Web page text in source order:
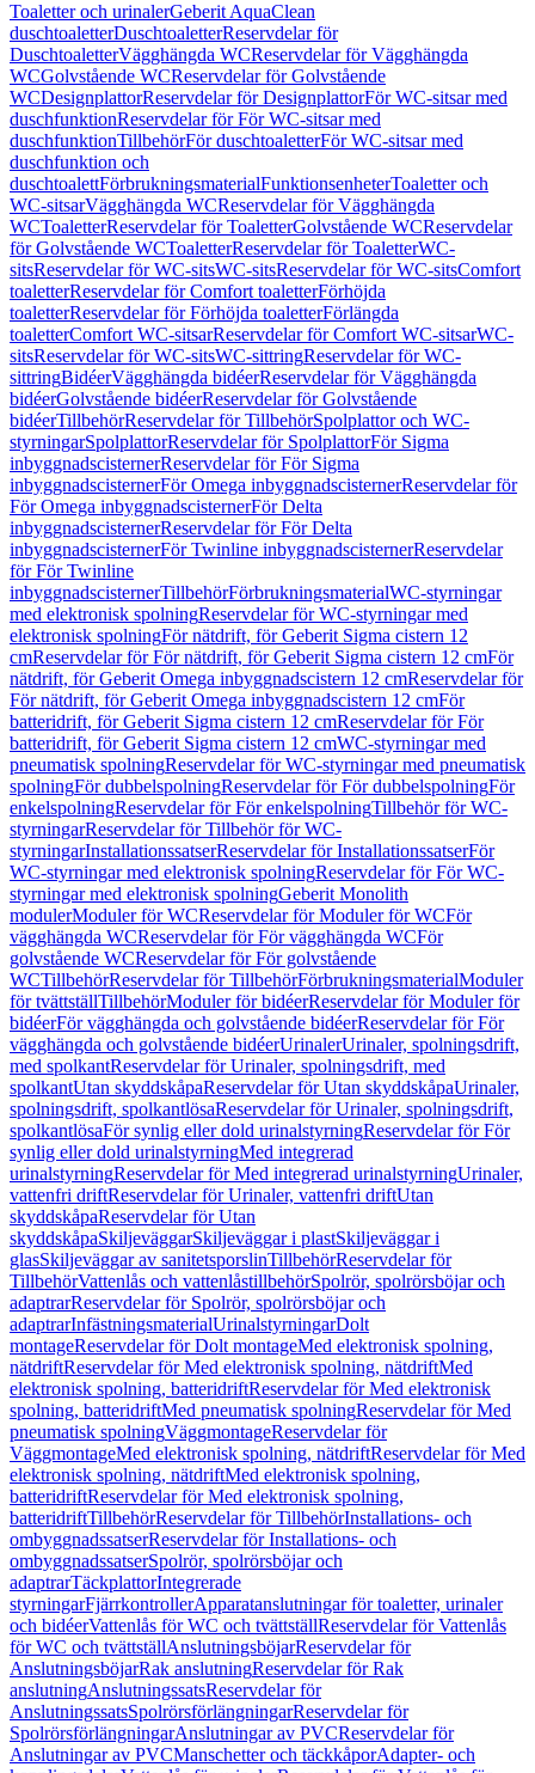
Toaletter och urinalerGeberit AquaClean
duschtoaletterDuschtoaletterReservdelar för
DuschtoaletterVägghängda WCReservdelar för Vägghängda
WCGolvstående WCReservdelar för Golvstående
WCDesignplattorReservdelar för DesignplattorFör WC-sitsar med
duschfunktionReservdelar för För WC-sitsar med
duschfunktionTillbehörFör duschtoaletterFör WC-sitsar med
duschfunktion och
duschtoalettFörbrukningsmaterialFunktionsenheterToaletter och
WC-sitsarVägghängda WCReservdelar för Vägghängda
WCToaletterReservdelar för ToaletterGolvstående WCReservdelar
för Golvstående WCToaletterReservdelar för ToaletterWC-
sitsReservdelar för WC-sitsWC-sitsReservdelar för WC-sitsComfort
toaletterReservdelar för Comfort toaletterFörhöjda
toaletterReservdelar för Förhöjda toaletterFörlängda
toaletterComfort WC-sitsarReservdelar för Comfort WC-sitsarWC-
sitsReservdelar för WC-sitsWC-sittringReservdelar för WC-
sittringBidéerVägghängda bidéerReservdelar för Vägghängda
bidéerGolvstående bidéerReservdelar för Golvstående
bidéerTillbehörReservdelar för TillbehörSpolplattor och WC-
styrningarSpolplattorReservdelar för SpolplattorFör Sigma
inbyggnadscisternerReservdelar för För Sigma
inbyggnadscisternerFör Omega inbyggnadscisternerReservdelar för
För Omega inbyggnadscisternerFör Delta
inbyggnadscisternerReservdelar för För Delta
inbyggnadscisternerFör Twinline inbyggnadscisternerReservdelar
för För Twinline
inbyggnadscisternerTillbehörFörbrukningsmaterialWC-styrningar
med elektronisk spolningReservdelar för WC-styrningar med
elektronisk spolningFör nätdrift, för Geberit Sigma cistern 12
cmReservdelar för För nätdrift, för Geberit Sigma cistern 12 cmFör
nätdrift, för Geberit Omega inbyggnadscistern 12 cmReservdelar för
För nätdrift, för Geberit Omega inbyggnadscistern 12 cmFör
batteridrift, för Geberit Sigma cistern 12 cmReservdelar för För
batteridrift, för Geberit Sigma cistern 12 cmWC-styrningar med
pneumatisk spolningReservdelar för WC-styrningar med pneumatisk
spolningFör dubbelspolningReservdelar för För dubbelspolningFör
enkelspolningReservdelar för För enkelspolningTillbehör för WC-
styrningarReservdelar för Tillbehör för WC-
styrningarInstallationssatserReservdelar för InstallationssatserFör
WC-styrningar med elektronisk spolningReservdelar för För WC-
styrningar med elektronisk spolningGeberit Monolith
modulerModuler för WCReservdelar för Moduler för WCFör
vägghängda WCReservdelar för För vägghängda WCFör
golvstående WCReservdelar för För golvstående
WCTillbehörReservdelar för TillbehörFörbrukningsmaterialModuler
för tvättställTillbehörModuler för bidéerReservdelar för Moduler för
bidéerFör vägghängda och golvstående bidéerReservdelar för För
vägghängda och golvstående bidéerUrinalerUrinaler, spolningsdrift,
med spolkantReservdelar för Urinaler, spolningsdrift, med
spolkantUtan skyddskåpaReservdelar för Utan skyddskåpaUrinaler,
spolningsdrift, spolkantlösaReservdelar för Urinaler, spolningsdrift,
spolkantlösaFör synlig eller dold urinalstyrningReservdelar för För
synlig eller dold urinalstyrningMed integrerad
urinalstyrningReservdelar för Med integrerad urinalstyrningUrinaler,
vattenfri driftReservdelar för Urinaler, vattenfri driftUtan
skyddskåpaReservdelar för Utan
skyddskåpaSkiljeväggarSkiljeväggar i plastSkiljeväggar i
glasSkiljeväggar av sanitetsporslinTillbehörReservdelar för
TillbehörVattenlås och vattenlåstillbehörSpolrör, spolrörsböjar och
adaptrarReservdelar för Spolrör, spolrörsböjar och
adaptrarInfästningsmaterialUrinalstyrningarDolt
montageReservdelar för Dolt montageMed elektronisk spolning,
nätdriftReservdelar för Med elektronisk spolning, nätdriftMed
elektronisk spolning, batteridriftReservdelar för Med elektronisk
spolning, batteridriftMed pneumatisk spolningReservdelar för Med
pneumatisk spolningVäggmontageReservdelar för
VäggmontageMed elektronisk spolning, nätdriftReservdelar för Med
elektronisk spolning, nätdriftMed elektronisk spolning,
batteridriftReservdelar för Med elektronisk spolning,
batteridriftTillbehörReservdelar för TillbehörInstallations- och
ombyggnadssatserReservdelar för Installations- och
ombyggnadssatserSpolrör, spolrörsböjar och
adaptrarTäckplattorIntegrerade
styrningarFjärrkontrollerApparatanslutningar för toaletter, urinaler
och bidéerVattenlås för WC och tvättställReservdelar för Vattenlås
för WC och tvättställAnslutningsböjarReservdelar för
AnslutningsböjarRak anslutningReservdelar för Rak
anslutningAnslutningssatsReservdelar för
AnslutningssatsSpolrörsförlängningarReservdelar för
SpolrörsförlängningarAnslutningar av PVCReservdelar för
Anslutningar av PVCManschetter och täckkåporAdapter- och